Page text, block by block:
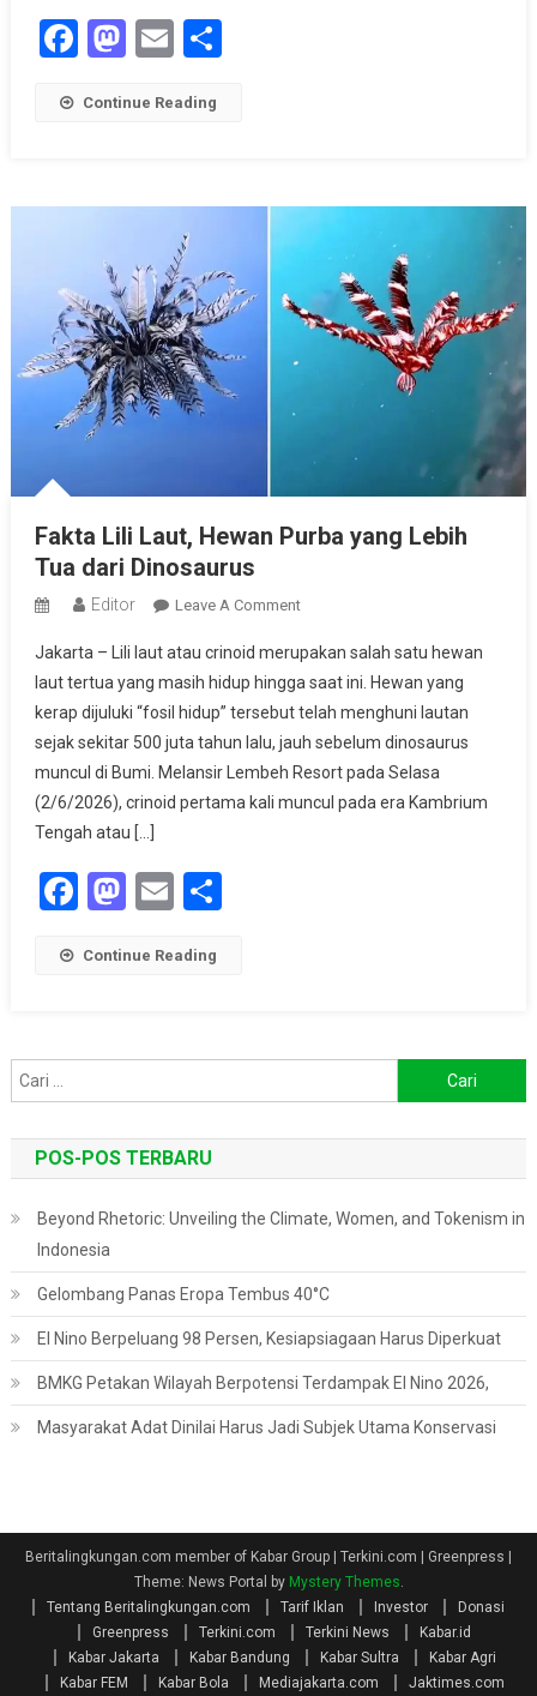
Facebook
Mastodon
Email
Continue Reading
Fakta Lili Laut, Hewan Purba yang Lebih
Tua dari Dinosaurus
Editor Leave A CommentOn
Lili
Laut,
Hewan
Purba
Yang
Lebih
Jakarta – Lili laut atau crinoid merupakan salah satu hewan
laut tertua yang masih hidup hingga saat ini. Hewan yang
kerap dijuluki “fosil hidup” tersebut telah menghuni lautan
sejak sekitar 500 juta tahun lalu, jauh sebelum dinosaurus
muncul di Bumi. Melansir Lembeh Resort pada Selasa
(2/6/2026), crinoid pertama kali muncul pada era Kambrium
Tengah atau […]
Facebook
Mastodon
Email
Continue Reading
untuk:
POS-POS TERBARU
Beyond Rhetoric: Unveiling the Climate, Women, and Tokenism in
Indonesia
Gelombang Panas Eropa Tembus 40°C
El Nino Berpeluang 98 Persen, Kesiapsiagaan Harus Diperkuat
BMKG Petakan Wilayah Berpotensi Terdampak El Nino 2026,
Masyarakat Adat Dinilai Harus Jadi Subjek Utama Konservasi
Beritalingkungan.com member of Kabar Group | Terkini.com | Greenpress
Theme: News Portal by Mystery Themes.
Tentang Beritalingkungan.com
Tarif Iklan Investor
Donasi
Greenpress
Terkini.com Terkini News
Kabar.id
Kabar Jakarta
Kabar Bandung Kabar Sultra
Kabar Agri
Kabar FEM
Kabar Bola Mediajakarta.com Jaktimes.com